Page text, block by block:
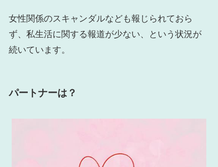
女性関係のスキャンダルなども報じられておら
ず、私生活に関する報道が少ない、という状況が
続いています。
パートナーは？